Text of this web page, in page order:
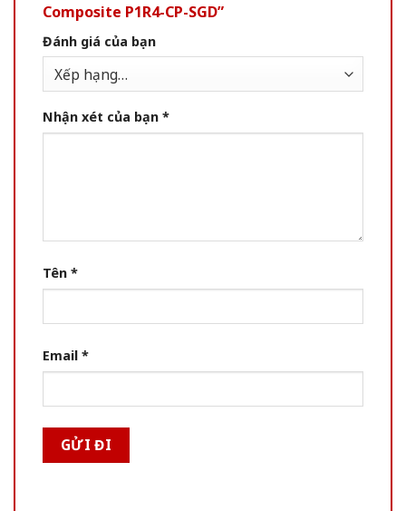
Composite P1R4-CP-SGD”
Đánh giá của bạn
Nhận xét của bạn *
Tên *
Email *